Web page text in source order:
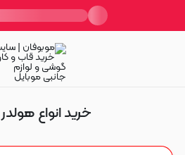
خرید انواع